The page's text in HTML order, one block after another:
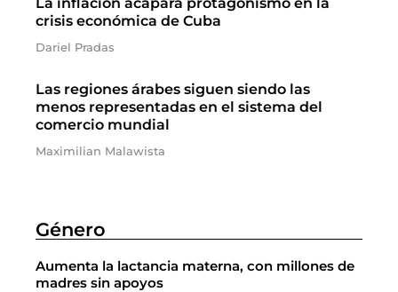
crisis económica de Cuba
Dariel Pradas
Las regiones árabes siguen siendo las
menos representadas en el sistema del
comercio mundial
Maximilian Malawista
Género
Aumenta la lactancia materna, con millones de
madres sin apoyos